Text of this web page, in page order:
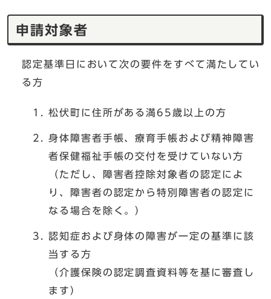
申請対象者
認定基準日において次の要件をすべて満たしてい
る方
松伏町に住所がある満65歳以上の方
身体障害者手帳、療育手帳および精神障害
者保健福祉手帳の交付を受けていない方
（ただし、障害者控除対象者の認定によ
り、障害者の認定から特別障害者の認定に
なる場合を除く。）
認知症および身体の障害が一定の基準に該
当する方
（介護保険の認定調査資料等を基に審査し
ます）